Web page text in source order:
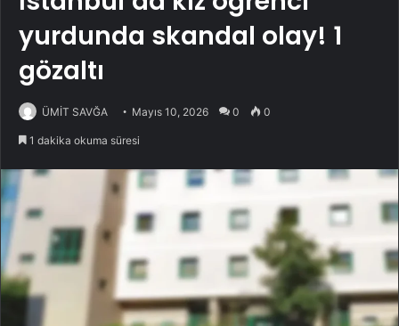
yurdunda skandal olay! 1
gözaltı
ÜMİT SAVĞA Mayıs 10, 2026 0 0
1 dakika okuma süresi